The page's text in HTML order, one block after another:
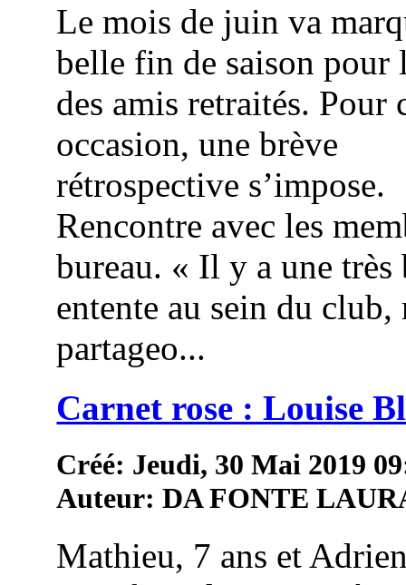
Le mois de juin va
belle fin de saison pour
des amis retraités. Pour
occasion, une brève
rétrospective s’impose.
Rencontre avec les
bureau. « Il y a une très
entente au sein du club,
partageo...
Carnet rose : Louise
Créé: Jeudi, 30 Mai 2019
Auteur: DA FONTE
Mathieu, 7 ans et